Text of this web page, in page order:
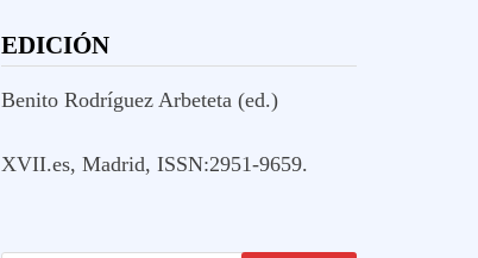
EDICIÓN
Benito Rodríguez Arbeteta (ed.)
XVII.es, Madrid, ISSN:2951-9659.